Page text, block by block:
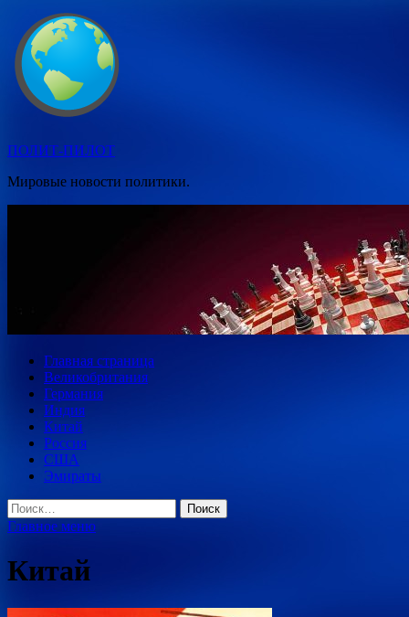
Перейти
содержимому
ПОЛИТ-ПИЛОТ
Мировые новости политики.
Главная страница
Великобритания
Германия
Индия
Китай
Россия
США
Эмираты
Найти:
Главное меню
Китай